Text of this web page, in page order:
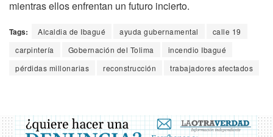
mientras ellos enfrentan un futuro incierto.
Tags: Alcaldia de Ibagué ayuda gubernamental
calle 19
carpintería
Gobernación del Tolima
incendio Ibagué
pérdidas millonarias
reconstrucción trabajadores afectados